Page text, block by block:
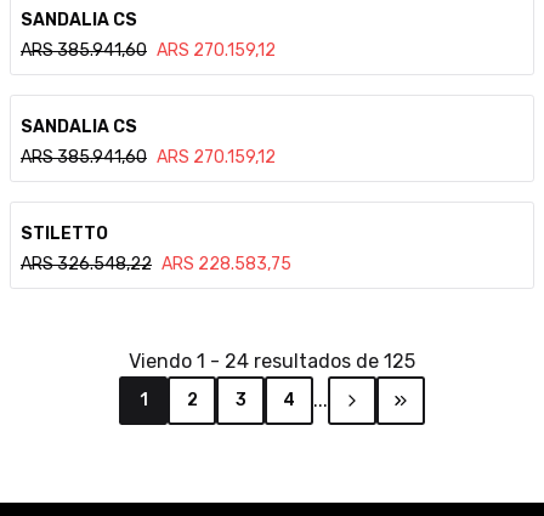
SANDALIA CS
ARS385.941,60 ARS 270.159,12
SANDALIA CS
ARS385.941,60 ARS 270.159,12
STILETTO
ARS326.548,22 ARS 228.583,75
Viendo 1 - 24 resultados de 125
1 2 3 4 ...